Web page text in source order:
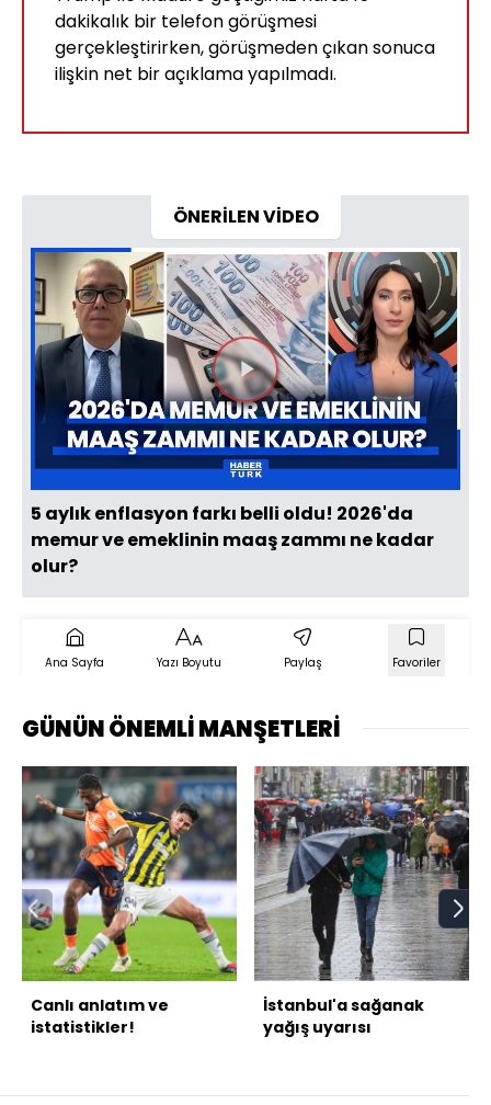
dakikalık bir telefon görüşmesi
gerçekleştirirken, görüşmeden çıkan sonuca
ilişkin net bir açıklama yapılmadı.
ÖNERİLEN VİDEO
Videoyu
Oynat
5 aylık enflasyon farkı belli oldu! 2026'da
memur ve emeklinin maaş zammı ne kadar
olur?
Ana Sayfa Yazı Boyutu Paylaş Favoriler
GÜNÜN ÖNEMLİ MANŞETLERİ
Canlı anlatım ve
istatistikler!
İstanbul'a sağanak
yağış uyarısı